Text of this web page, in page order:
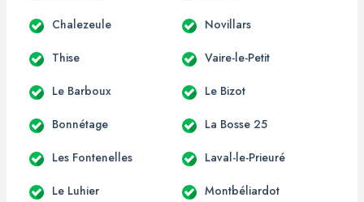
Chalezeule Novillars
Thise Vaire-le-Petit
Le Barboux Le Bizot
Bonnétage La Bosse 25
Les Fontenelles Laval-le-Prieuré
Le Luhier Montbéliardot